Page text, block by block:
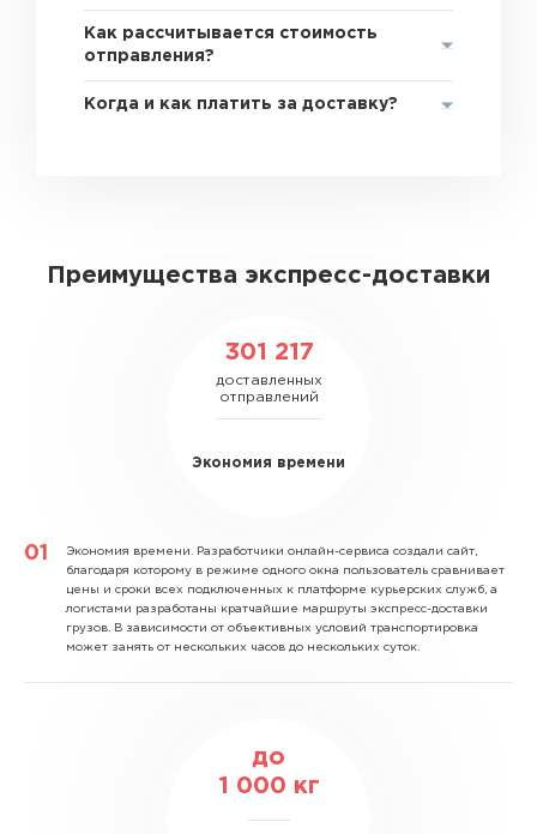
Как рассчитывается стоимость
отправления?
Когда и как платить за доставку?
Преимущества экспресс-доставки
301 217
доставленных
отправлений
Экономия времени
Экономия времени. Разработчики онлайн-сервиса создали сайт,
благодаря которому в режиме одного окна пользователь сравнивает
цены и сроки всех подключенных к платформе курьерских служб, а
логистами разработаны кратчайшие маршруты экспресс-доставки
грузов. В зависимости от объективных условий транспортировка
может занять от нескольких часов до нескольких суток.
до
1 000 кг